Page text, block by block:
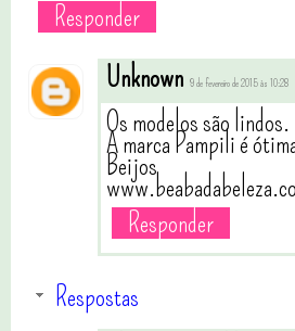
Responder
Unknown 9 de fevereiro de 2015 às 10:28
Os modelos são lindos.
A marca Pampili é
Beijos
Responder
Respostas